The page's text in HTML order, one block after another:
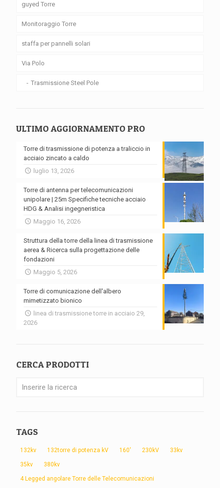
guyed Torre
Monitoraggio Torre
staffa per pannelli solari
Via Polo
Trasmissione Steel Pole
ULTIMO AGGIORNAMENTO PRO
Torre di trasmissione di potenza a traliccio in
acciaio zincato a caldo
luglio 13, 2026
Torre di antenna per telecomunicazioni
unipolare | 25m Specifiche tecniche acciaio
HDG & Analisi ingegneristica
Maggio 16, 2026
Struttura della torre della linea di trasmissione
aerea & Ricerca sulla progettazione delle
fondazioni
Maggio 5, 2026
Torre di comunicazione dell'albero
mimetizzato bionico
linea di trasmissione torre in acciaio 29,
2026
CERCA PRODOTTI
TAGS
132kv 132torre di potenza kV 160' 230kV 33kv
35kv 380kv
4 Legged angolare Torre delle Telecomunicazioni